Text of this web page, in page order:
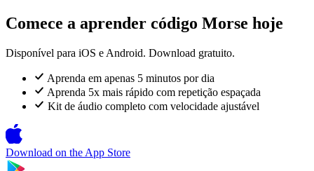
Comece a aprender código Morse hoje
Disponível para iOS e Android. Download gratuito.
Aprenda em apenas 5 minutos por dia
Aprenda 5x mais rápido com repetição espaçada
Kit de áudio completo com velocidade ajustável
Download on the App Store